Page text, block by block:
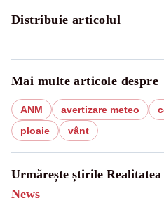
Distribuie articolul
Mai multe articole despre
ANM avertizare meteo
ploaie
vânt
Urmărește știrile Realitatea
News